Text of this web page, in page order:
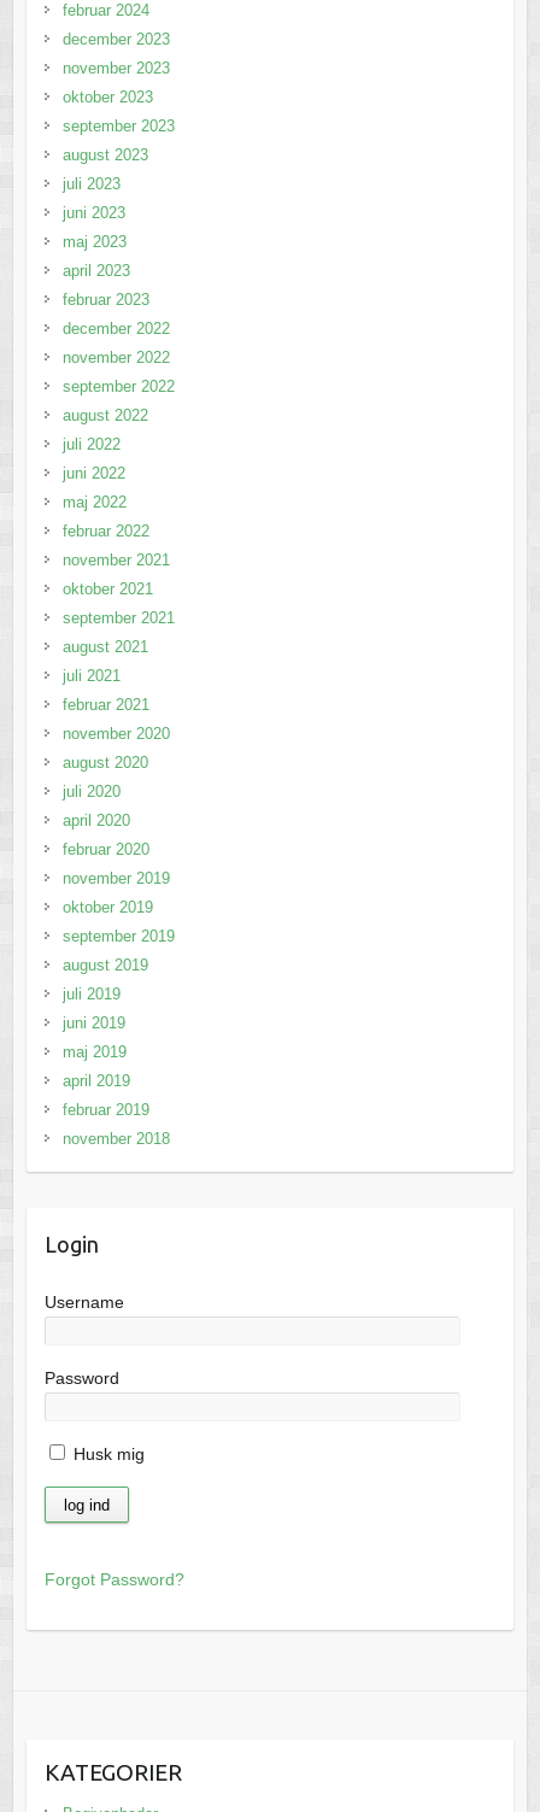
februar 2024
december 2023
november 2023
oktober 2023
september 2023
august 2023
juli 2023
juni 2023
maj 2023
april 2023
februar 2023
december 2022
november 2022
september 2022
august 2022
juli 2022
juni 2022
maj 2022
februar 2022
november 2021
oktober 2021
september 2021
august 2021
juli 2021
februar 2021
november 2020
august 2020
juli 2020
april 2020
februar 2020
november 2019
oktober 2019
september 2019
august 2019
juli 2019
juni 2019
maj 2019
april 2019
februar 2019
november 2018
Login
Username
Password
Husk mig
Forgot Password?
KATEGORIER